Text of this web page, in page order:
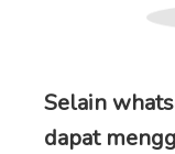
Selain
dapat